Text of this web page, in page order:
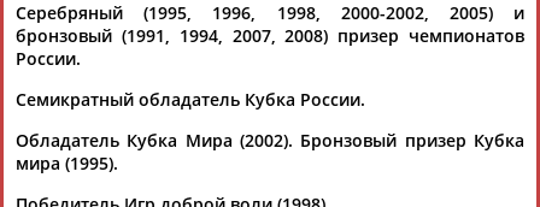
Серебряный (1995, 1996, 1998, 2000-2002, 2005) и
бронзовый (1991, 1994, 2007, 2008) призер чемпионатов
России.
Семикратный обладатель Кубка России.
Обладатель Кубка Мира (2002). Бронзовый призер Кубка
мира (1995).